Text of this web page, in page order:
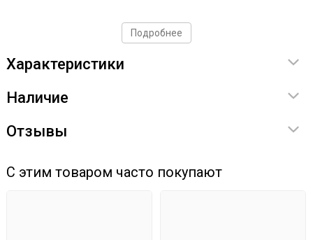
Подробнее
Характеристики
Наличие
Отзывы
С этим товаром часто покупают